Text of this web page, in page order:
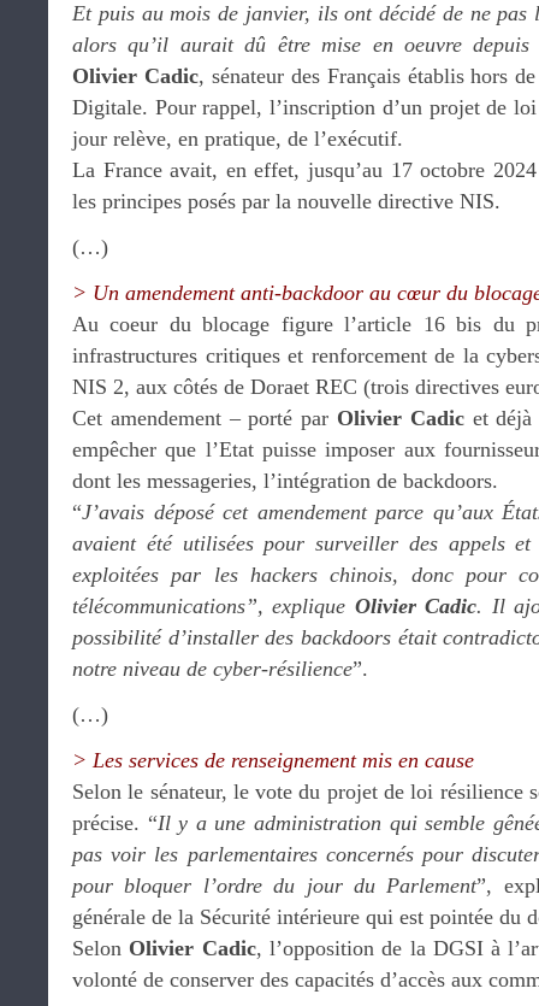
Et puis au mois de janvier, ils ont décidé de ne pas
alors qu’il aurait dû être mise en oeuvre
Olivier Cadic, sénateur des Français établis hors
Digitale. Pour rappel, l’inscription d’un projet de
jour relève, en pratique, de l’exécutif.
La France avait, en effet, jusqu’au 17 octobre
les principes posés par la nouvelle directive NIS.
(…)
> Un amendement anti-backdoor au cœur du
Au coeur du blocage figure l’article 16 bis du
infrastructures critiques et renforcement de la
NIS 2, aux côtés de Doraet REC (trois directives
Cet amendement – porté par Olivier Cadicet déjà
empêcher que l’Etat puisse imposer aux
dont les messageries, l’intégration de backdoors.
“J’avais déposé cet amendement parce qu’aux
avaient été utilisées pour surveiller des appels et
exploitées par les hackers chinois, donc pour
télécommunications”, explique Olivier Cadic. Il
possibilité d’installer des backdoors était
notre niveau de cyber-résilience”.
(…)
> Les services de renseignement mis en cause
Selon le sénateur, le vote du projet de loi résilience
précise. “Il y a une administration qui semble
pas voir les parlementaires concernés pour
pour bloquer l’ordre du jour du Parlement”,
générale de la Sécurité intérieure qui est pointée du
Selon Olivier Cadic, l’opposition de la DGSI à
volonté de conserver des capacités d’accès aux